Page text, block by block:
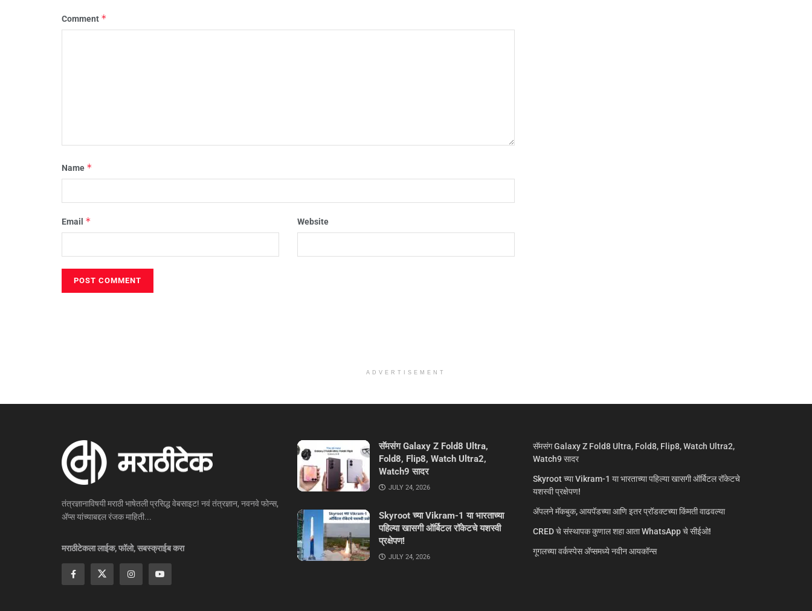
Comment *
Name *
Email * Website
ADVERTISEMENT
तंत्रज्ञानाविषयी मराठी भाषेतली प्रसिद्ध वेबसाइट! नवं तंत्रज्ञान, नवनवे फोन्स,
ॲप्स यांच्याबद्दल रंजक माहिती...
मराठीटेकला लाईक, फॉलो, सबस्क्राईब करा
सॅमसंग Galaxy Z Fold8 Ultra,
Fold8, Flip8, Watch Ultra2,
Watch9 सादर
JULY 24, 2026
Skyroot च्या Vikram-1 या भारताच्या
पहिल्या खासगी ऑर्बिटल रॉकेटचे यशस्वी
प्रक्षेपण!
JULY 24, 2026
सॅमसंग Galaxy Z Fold8 Ultra, Fold8, Flip8, Watch Ultra2,
Watch9 सादर
Skyroot च्या Vikram-1 या भारताच्या पहिल्या खासगी ऑर्बिटल रॉकेटचे
यशस्वी प्रक्षेपण!
ॲपलने मॅकबुक, आयपॅडच्या आणि इतर प्रॉडक्टच्या किंमती वाढवल्या
CRED चे संस्थापक कुणाल शहा आता WhatsApp चे सीईओ!
गूगलच्या वर्कस्पेस अ‍ॅप्समध्ये नवीन आयकॉन्स